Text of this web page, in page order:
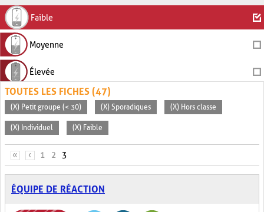
Faible
Moyenne
Élevée
TOUTES LES FICHES (47)
(X) Petit groupe (< 30) (X) Sporadiques (X) Hors classe
(X) Individuel (X) Faible
PAGES
« ‹ 1 2 3
ÉQUIPE DE RÉACTION